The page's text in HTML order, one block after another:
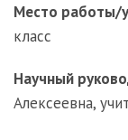
Место работы/
класс
Научный
Алексеевна,